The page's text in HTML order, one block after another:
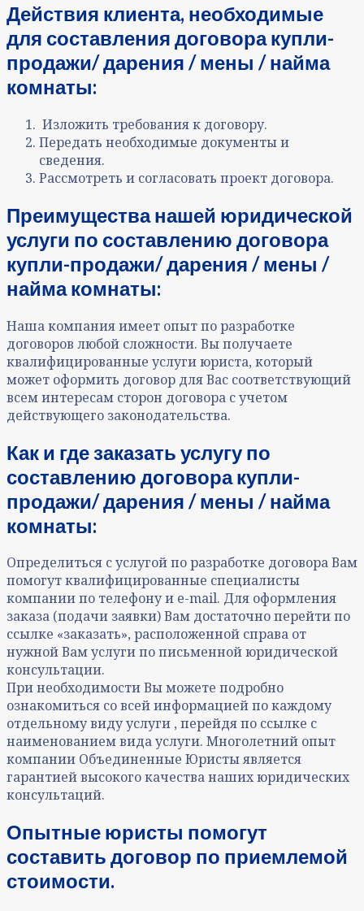
Действия клиента, необходимые
для составления договора купли-
продажи/ дарения / мены / найма
комнаты:
Изложить требования к договору.
Передать необходимые документы и
сведения.
Рассмотреть и согласовать проект договора.
Преимущества нашей юридической
услуги по составлению договора
купли-продажи/ дарения / мены /
найма комнаты:
Наша компания имеет опыт по разработке
договоров любой сложности. Вы получаете
квалифицированные услуги юриста, который
может оформить договор для Вас соответствующий
всем интересам сторон договора с учетом
действующего законодательства.
Как и где заказать услугу по
составлению договора купли-
продажи/ дарения / мены / найма
комнаты:
Определиться с услугой по разработке договора Вам
помогут квалифицированные специалисты
компании по телефону и e-mail. Для оформления
заказа (подачи заявки) Вам достаточно перейти по
ссылке «заказать», расположенной справа от
нужной Вам услуги по письменной юридической
консультации.
При необходимости Вы можете подробно
ознакомиться со всей информацией по каждому
отдельному виду услуги , перейдя по ссылке с
наименованием вида услуги. Многолетний опыт
компании Объединенные Юристы является
гарантией высокого качества наших юридических
консультаций.
Опытные юристы помогут
составить договор по приемлемой
стоимости.